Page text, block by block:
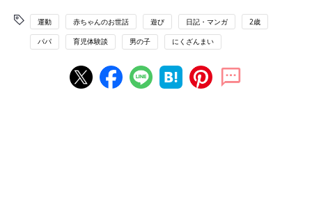
運動 赤ちゃんのお世話 遊び 日記・マンガ 2歳
パパ 育児体験談 男の子 にくざんまい